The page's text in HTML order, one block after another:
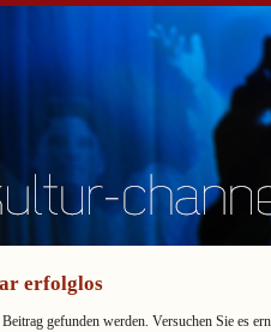
erfolglos
gefunden werden. Versuchen Sie es